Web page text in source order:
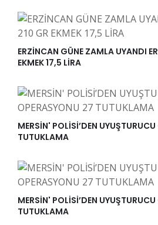
ERZİNCAN GÜNE ZAMLA UYANDI
EKMEK 17,5 LİRA
MERSİN' POLİSİ’DEN
TUTUKLAMA
MERSİN' POLİSİ’DEN
TUTUKLAMA